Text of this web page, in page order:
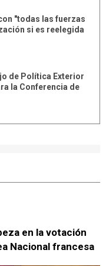
en la votación
Nacional francesa
"todas las fuerzas
si es reelegida
de Política Exterior
la Conferencia de